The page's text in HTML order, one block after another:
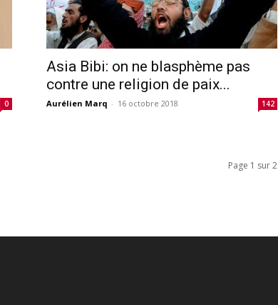
0
Asia Bibi: on ne blasphème pas
contre une religion de paix...
Aurélien Marq - 16 octobre 2018 142
Page 1 sur 2